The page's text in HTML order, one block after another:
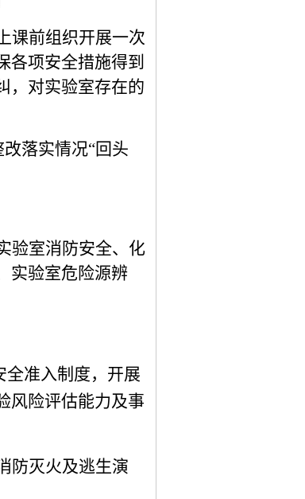
课前组织开展一次
各项安全措施得到
，对实验室存在的
落实情况“回头
室消防安全、 化
实验室危险源辨
全准入制度，开展
风险评估能力及事
防灭火及逃生演